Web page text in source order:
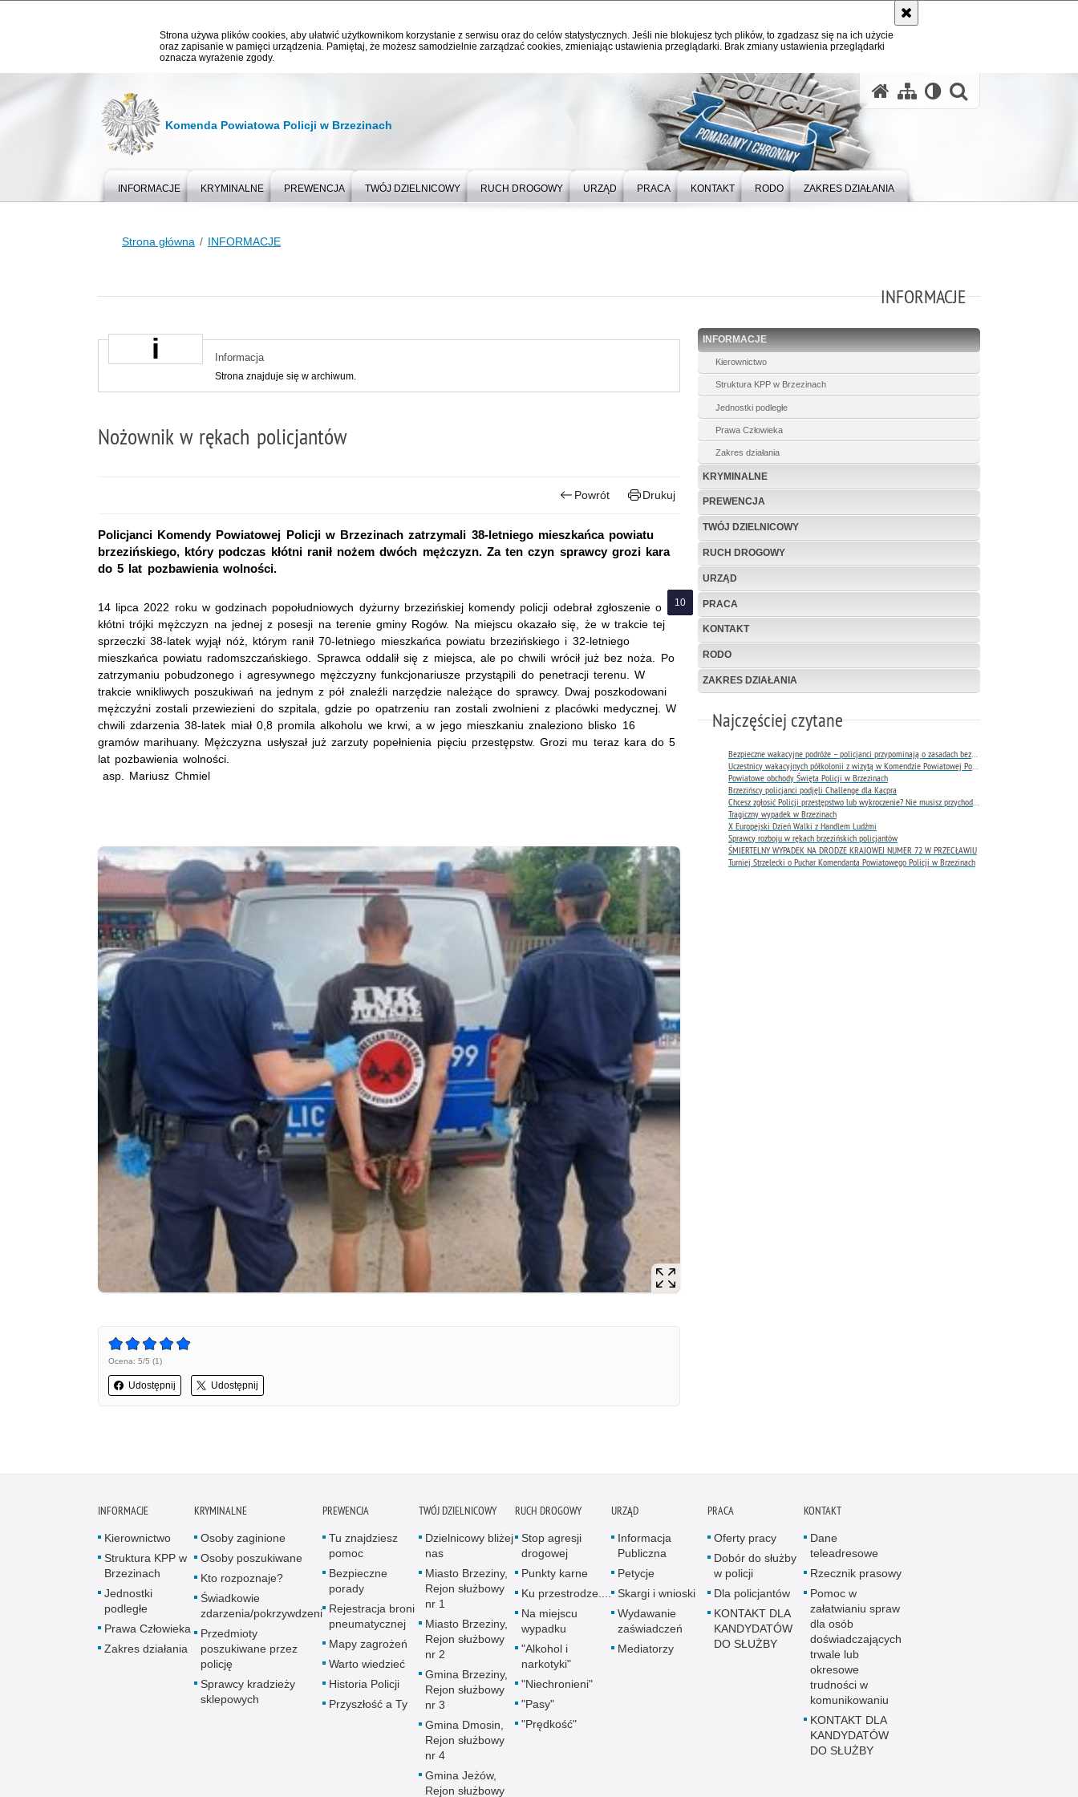
Strona używa plików cookies, aby ułatwić użytkownikom korzystanie z serwisu oraz do celów statystycznych. Jeśli nie blokujesz tych plików, to zgadzasz się na ich użycie
oraz zapisanie w pamięci urządzenia. Pamiętaj, że możesz samodzielnie zarządzać cookies, zmieniając ustawienia przeglądarki. Brak zmiany ustawienia przeglądarki
oznacza wyrażenie zgody.
Komenda Powiatowa Policji w Brzezinach
INFORMACJE KRYMINALNE PREWENCJA TWÓJ DZIELNICOWY RUCH DROGOWY URZĄD PRACA KONTAKT RODO ZAKRES DZIAŁANIA
Strona główna INFORMACJE
INFORMACJE
Informacja
Strona znajduje się w archiwum.
Nożownik w rękach policjantów
Powrót Drukuj
Policjanci Komendy Powiatowej Policji w Brzezinach zatrzymali 38-letniego mieszkańca powiatu
brzezińskiego, który podczas kłótni ranił nożem dwóch mężczyzn. Za ten czyn sprawcy grozi kara
do 5 lat pozbawienia wolności.
14 lipca 2022 roku w godzinach popołudniowych dyżurny brzezińskiej komendy policji odebrał zgłoszenie o
kłótni trójki mężczyzn na jednej z posesji na terenie gminy Rogów. Na miejscu okazało się, że w trakcie tej
sprzeczki 38-latek wyjął nóż, którym ranił 70-letniego mieszkańca powiatu brzezińskiego i 32-letniego
mieszkańca powiatu radomszczańskiego. Sprawca oddalił się z miejsca, ale po chwili wrócił już bez noża. Po
zatrzymaniu pobudzonego i agresywnego mężczyzny funkcjonariusze przystąpili do penetracji terenu. W
trakcie wnikliwych poszukiwań na jednym z pół znaleźli narzędzie należące do sprawcy. Dwaj poszkodowani
mężczyźni zostali przewiezieni do szpitala, gdzie po opatrzeniu ran zostali zwolnieni z placówki medycznej. W
chwili zdarzenia 38-latek miał 0,8 promila alkoholu we krwi, a w jego mieszkaniu znaleziono blisko 16
gramów marihuany. Mężczyzna usłyszał już zarzuty popełnienia pięciu przestępstw. Grozi mu teraz kara do 5
lat pozbawienia wolności.
asp. Mariusz Chmiel
Ocena: 5/5 (1)
Udostępnij Udostępnij
INFORMACJE
Kierownictwo
Struktura KPP w Brzezinach
Jednostki podległe
Prawa Człowieka
Zakres działania
KRYMINALNE
PREWENCJA
TWÓJ DZIELNICOWY
RUCH DROGOWY
URZĄD
PRACA
KONTAKT
RODO
ZAKRES DZIAŁANIA
Najczęściej czytane
Bezpieczne wakacyjne podróże – policjanci przypominają o zasadach bezpieczeństwa na drodze
Uczestnicy wakacyjnych półkolonii z wizytą w Komendzie Powiatowej Policji w Brzezinach
Powiatowe obchody Święta Policji w Brzezinach
Brzezińscy policjanci podjęli Challenge dla Kacpra
Chcesz zgłosić Policji przestępstwo lub wykroczenie? Nie musisz przychodzić do komendy !
Tragiczny wypadek w Brzezinach
X Europejski Dzień Walki z Handlem Ludźmi
Sprawcy rozboju w rękach brzezińskich policjantów
ŚMIERTELNY WYPADEK NA DRODZE KRAJOWEJ NUMER 72 W PRZECŁAWIU
Turniej Strzelecki o Puchar Komendanta Powiatowego Policji w Brzezinach
INFORMACJE
Kierownictwo
Struktura KPP w
Brzezinach
Jednostki
podległe
Prawa Człowieka
Zakres działania
KRYMINALNE
Osoby zaginione
Osoby poszukiwane
Kto rozpoznaje?
Świadkowie
zdarzenia/pokrzywdzeni
Przedmioty
poszukiwane przez
policję
Sprawcy kradzieży
sklepowych
PREWENCJA
Tu znajdziesz
pomoc
Bezpieczne
porady
Rejestracja broni
pneumatycznej
Mapy zagrożeń
Warto wiedzieć
Historia Policji
Przyszłość a Ty
TWÓJ DZIELNICOWY
Dzielnicowy bliżej
nas
Miasto Brzeziny,
Rejon służbowy
nr 1
Miasto Brzeziny,
Rejon służbowy
nr 2
Gmina Brzeziny,
Rejon służbowy
nr 3
Gmina Dmosin,
Rejon służbowy
nr 4
Gmina Jeżów,
Rejon służbowy
RUCH DROGOWY
Stop agresji
drogowej
Punkty karne
Ku przestrodze....
Na miejscu
wypadku
"Alkohol i
narkotyki"
"Niechronieni"
"Pasy"
"Prędkość"
URZĄD
Informacja
Publiczna
Petycje
Skargi i wnioski
Wydawanie
zaświadczeń
Mediatorzy
PRACA
Oferty pracy
Dobór do służby
w policji
Dla policjantów
KONTAKT DLA
KANDYDATÓW
DO SŁUŻBY
KONTAKT
Dane
teleadresowe
Rzecznik prasowy
Pomoc w
załatwianiu spraw
dla osób
doświadczających
trwale lub
okresowe
trudności w
komunikowaniu
KONTAKT DLA
KANDYDATÓW
DO SŁUŻBY